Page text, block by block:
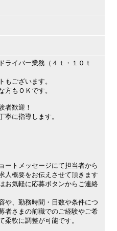
ライバー業務（４ｔ・１０ｔ
もございます。
方もＯＫです。
者歓迎！
寧に指導します。
ートメッセージにて担当者から
人概要をお伝えさせて頂きます
お気軽に応募ボタンからご連絡
や、勤務時間・日数や条件につ
者さまの前職でのご経験やご希
柔軟に調整が可能です。